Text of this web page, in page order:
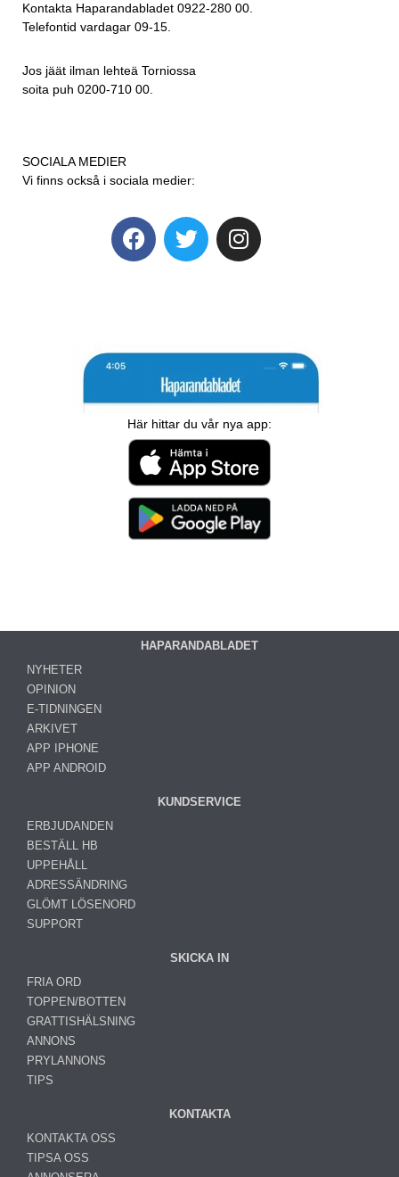
Kontakta Haparandabladet 0922-280 00.
Telefontid vardagar 09-15.
Jos jäät ilman lehteä Torniossa
soita puh 0200-710 00.
SOCIALA MEDIER
Vi finns också i sociala medier:
Här hittar du vår nya app:
HAPARANDABLADET
NYHETER
OPINION
E-TIDNINGEN
ARKIVET
APP IPHONE
APP ANDROID
KUNDSERVICE
ERBJUDANDEN
BESTÄLL HB
UPPEHÅLL
ADRESSÄNDRING
GLÖMT LÖSENORD
SUPPORT
SKICKA IN
FRIA ORD
TOPPEN/BOTTEN
GRATTISHÄLSNING
ANNONS
PRYLANNONS
TIPS
KONTAKTA
KONTAKTA OSS
TIPSA OSS